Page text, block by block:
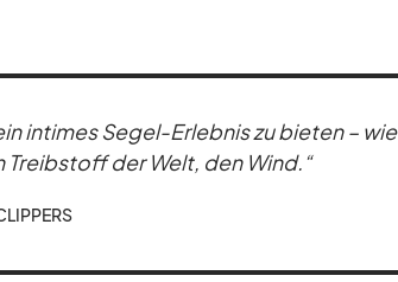
in­ti­mes Se­gel-Er­leb­nis zu bie­ten – wie
der Welt, den Wind.“